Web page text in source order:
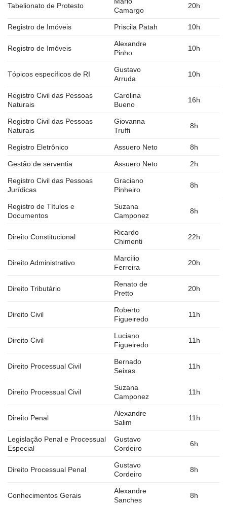
Tabelionato de Protesto
Camargo
20h
Registro de Imóveis Priscila Patah 10h
Registro de Imóveis
Alexandre
Pinho
10h
Tópicos específicos de RI
Gustavo
Arruda
10h
Registro Civil das Pessoas
Naturais
Carolina
Bueno
16h
Registro Civil das Pessoas
Naturais
Giovanna
Truffi
8h
Registro Eletrônico Assuero Neto 8h
Gestão de serventia Assuero Neto 2h
Registro Civil das Pessoas
Jurídicas
Graciano
Pinheiro
8h
Registro de Títulos e
Documentos
Suzana
Camponez
8h
Direito Constitucional
Ricardo
Chimenti
22h
Direito Administrativo
Marcílio
Ferreira
20h
Direito Tributário
Renato de
Pretto
20h
Direito Civil
Roberto
Figueiredo
11h
Direito Civil
Luciano
Figueiredo
11h
Direito Processual Civil
Bernado
Seixas
11h
Direito Processual Civil
Suzana
Camponez
11h
Direito Penal
Alexandre
Salim
11h
Legislação Penal e Processual
Especial
Gustavo
Cordeiro
6h
Direito Processual Penal
Gustavo
Cordeiro
8h
Conhecimentos Gerais
Alexandre
Sanches
8h